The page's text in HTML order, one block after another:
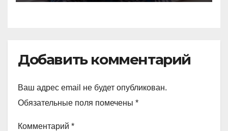
Добавить комментарий
Ваш адрес email не будет опубликован.
Обязательные поля помечены *
Комментарий *